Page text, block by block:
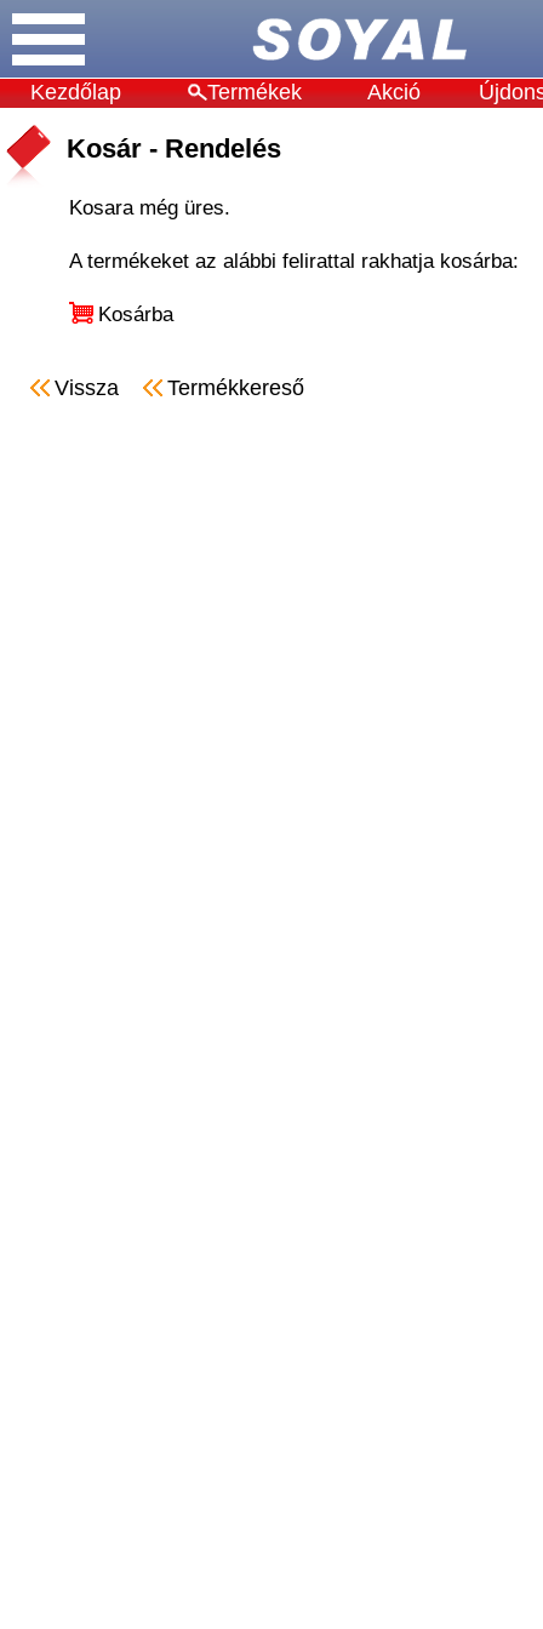
Kezdőlap Termékek Akció
Kosár - Rendelés
Kosara még üres.
A termékeket az alábbi felirattal rakhatja kosárba:
Kosárba
Vissza Termékkereső